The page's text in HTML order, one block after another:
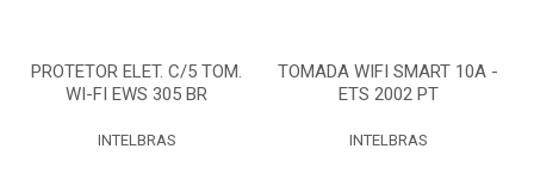
PROTETOR ELET. C/5 TOM.
WI-FI EWS 305 BR
INTELBRAS
TOMADA WIFI SMART 10A -
ETS 2002 PT
INTELBRAS